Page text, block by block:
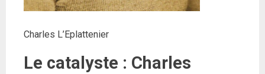
Charles L’Eplattenier
Le catalyste : Charles